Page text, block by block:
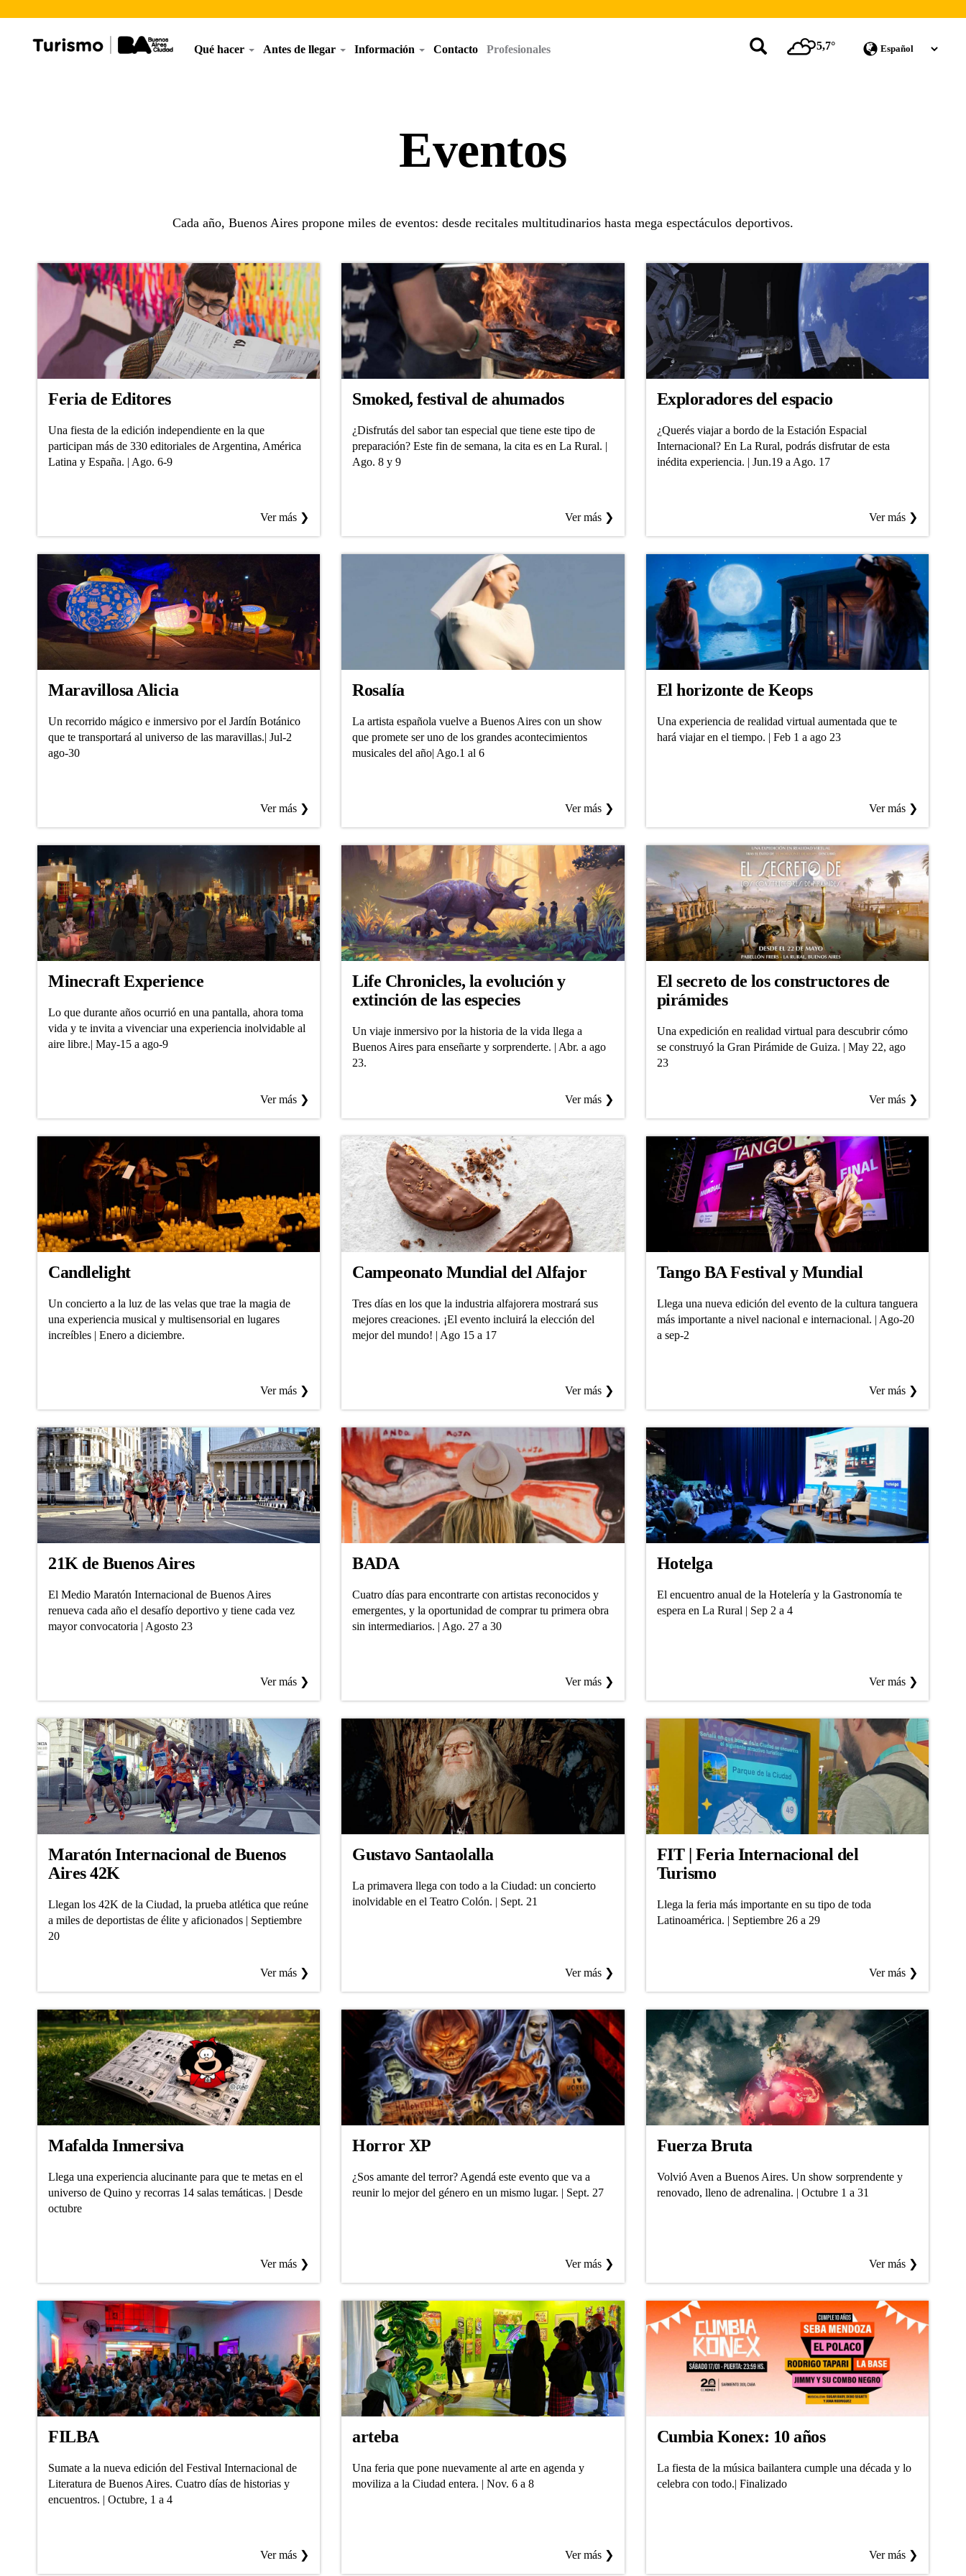
Qué hacer Antes de llegar Información Contacto Profesionales 5,7°
Eventos
Cada año, Buenos Aires propone miles de eventos: desde recitales multitudinarios hasta mega espectáculos deportivos.
Feria de Editores
Una fiesta de la edición independiente en la que
participan más de 330 editoriales de Argentina, América
Latina y España. | Ago. 6-9
Ver más ❯
Smoked, festival de ahumados
¿Disfrutás del sabor tan especial que tiene este tipo de
preparación? Este fin de semana, la cita es en La Rural. |
Ago. 8 y 9
Ver más ❯
Exploradores del espacio
¿Querés viajar a bordo de la Estación Espacial
Internacional? En La Rural, podrás disfrutar de esta
inédita experiencia. | Jun.19 a Ago. 17
Ver más ❯
Maravillosa Alicia
Un recorrido mágico e inmersivo por el Jardín Botánico
que te transportará al universo de las maravillas.| Jul-2
ago-30
Ver más ❯
Rosalía
La artista española vuelve a Buenos Aires con un show
que promete ser uno de los grandes acontecimientos
musicales del año| Ago.1 al 6
Ver más ❯
El horizonte de Keops
Una experiencia de realidad virtual aumentada que te
hará viajar en el tiempo. | Feb 1 a ago 23
Ver más ❯
Minecraft Experience
Lo que durante años ocurrió en una pantalla, ahora toma
vida y te invita a vivenciar una experiencia inolvidable al
aire libre.| May-15 a ago-9
Ver más ❯
Life Chronicles, la evolución y
extinción de las especies
Un viaje inmersivo por la historia de la vida llega a
Buenos Aires para enseñarte y sorprenderte. | Abr. a ago
23.
Ver más ❯
El secreto de los constructores de
pirámides
Una expedición en realidad virtual para descubrir cómo
se construyó la Gran Pirámide de Guiza. | May 22, ago
23
Ver más ❯
Candlelight
Un concierto a la luz de las velas que trae la magia de
una experiencia musical y multisensorial en lugares
increíbles | Enero a diciembre.
Ver más ❯
Campeonato Mundial del Alfajor
Tres días en los que la industria alfajorera mostrará sus
mejores creaciones. ¡El evento incluirá la elección del
mejor del mundo! | Ago 15 a 17
Ver más ❯
Tango BA Festival y Mundial
Llega una nueva edición del evento de la cultura tanguera
más importante a nivel nacional e internacional. | Ago-20
a sep-2
Ver más ❯
21K de Buenos Aires
El Medio Maratón Internacional de Buenos Aires
renueva cada año el desafío deportivo y tiene cada vez
mayor convocatoria | Agosto 23
Ver más ❯
BADA
Cuatro días para encontrarte con artistas reconocidos y
emergentes, y la oportunidad de comprar tu primera obra
sin intermediarios. | Ago. 27 a 30
Ver más ❯
Hotelga
El encuentro anual de la Hotelería y la Gastronomía te
espera en La Rural | Sep 2 a 4
Ver más ❯
Maratón Internacional de Buenos
Aires 42K
Llegan los 42K de la Ciudad, la prueba atlética que reúne
a miles de deportistas de élite y aficionados | Septiembre
20
Ver más ❯
Gustavo Santaolalla
La primavera llega con todo a la Ciudad: un concierto
inolvidable en el Teatro Colón. | Sept. 21
Ver más ❯
FIT | Feria Internacional del
Turismo
Llega la feria más importante en su tipo de toda
Latinoamérica. | Septiembre 26 a 29
Ver más ❯
Mafalda Inmersiva
Llega una experiencia alucinante para que te metas en el
universo de Quino y recorras 14 salas temáticas. | Desde
octubre
Ver más ❯
Horror XP
¿Sos amante del terror? Agendá este evento que va a
reunir lo mejor del género en un mismo lugar. | Sept. 27
Ver más ❯
Fuerza Bruta
Volvió Aven a Buenos Aires. Un show sorprendente y
renovado, lleno de adrenalina. | Octubre 1 a 31
Ver más ❯
FILBA
Sumate a la nueva edición del Festival Internacional de
Literatura de Buenos Aires. Cuatro días de historias y
encuentros. | Octubre, 1 a 4
Ver más ❯
arteba
Una feria que pone nuevamente al arte en agenda y
moviliza a la Ciudad entera. | Nov. 6 a 8
Ver más ❯
Cumbia Konex: 10 años
La fiesta de la música bailantera cumple una década y lo
celebra con todo.| Finalizado
Ver más ❯